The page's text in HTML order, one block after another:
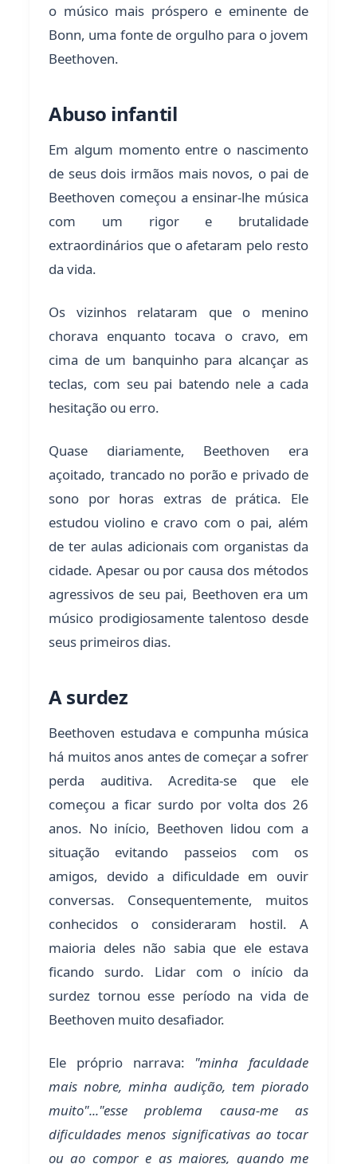
o músico mais próspero e eminente de
Bonn, uma fonte de orgulho para o jovem
Beethoven.
Abuso infantil
Em algum momento entre o nascimento
de seus dois irmãos mais novos, o pai de
Beethoven começou a ensinar-lhe música
com um rigor e brutalidade
extraordinários que o afetaram pelo resto
da vida.
Os vizinhos relataram que o menino
chorava enquanto tocava o cravo, em
cima de um banquinho para alcançar as
teclas, com seu pai batendo nele a cada
hesitação ou erro.
Quase diariamente, Beethoven era
açoitado, trancado no porão e privado de
sono por horas extras de prática. Ele
estudou violino e cravo com o pai, além
de ter aulas adicionais com organistas da
cidade. Apesar ou por causa dos métodos
agressivos de seu pai, Beethoven era um
músico prodigiosamente talentoso desde
seus primeiros dias.
A surdez
Beethoven estudava e compunha música
há muitos anos antes de começar a sofrer
perda auditiva. Acredita-se que ele
começou a ficar surdo por volta dos 26
anos. No início, Beethoven lidou com a
situação evitando passeios com os
amigos, devido a dificuldade em ouvir
conversas. Consequentemente, muitos
conhecidos o consideraram hostil. A
maioria deles não sabia que ele estava
ficando surdo. Lidar com o início da
surdez tornou esse período na vida de
Beethoven muito desafiador.
Ele próprio narrava: "minha faculdade
mais nobre, minha audição, tem piorado
muito"..."esse problema causa-me as
dificuldades menos significativas ao tocar
ou ao compor e as maiores, quando me